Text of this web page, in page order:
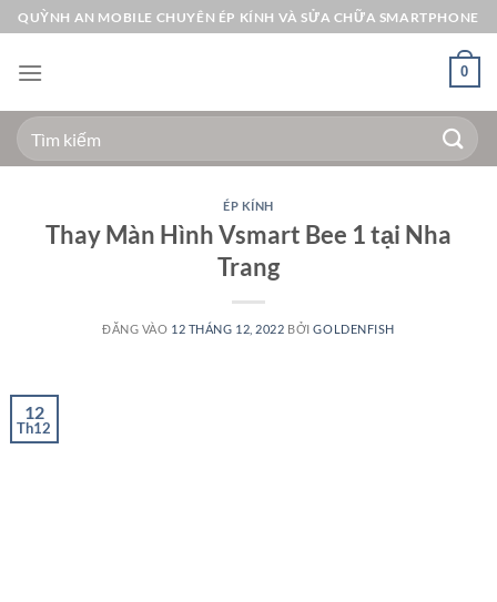
Bỏ
qua
nội
QUỲNH AN MOBILE CHUYÊN ÉP KÍNH VÀ SỬA CHỮA SMARTPHONE
0
Tìm
kiếm:
ÉP KÍNH
Thay Màn Hình Vsmart Bee 1 tại Nha
Trang
ĐĂNG VÀO 12 THÁNG 12, 2022 BỞIGOLDENFISH
12
Th12